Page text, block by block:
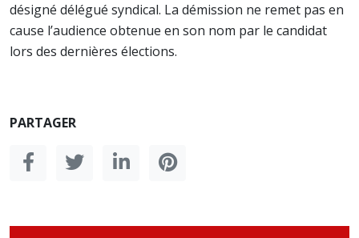
désigné délégué syndical. La démission ne remet pas en
cause l’audience obtenue en son nom par le candidat
lors des dernières élections.
PARTAGER